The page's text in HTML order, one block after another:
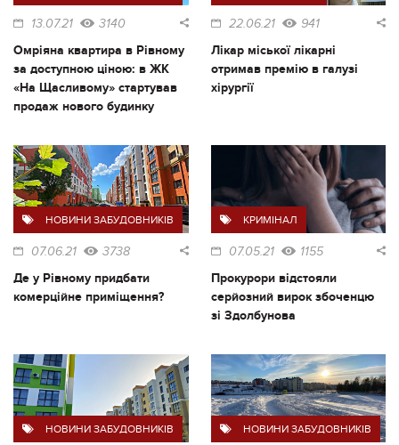
13.07.21 3140
Омріяна квартира в Рівному
за доступною ціною: в ЖК
«На Щасливому» стартував
продаж нового будинку
22.06.21 941
Лікар міської лікарні
отримав премію в галузі
хірургії
НОВИНИ ЗАБУДОВНИКІВ
07.06.21 3738
Де у Рівному придбати
комерційне приміщення?
КРИМІНАЛ
07.05.21 1155
Прокурори відстояли
серйозний вирок збоченцю
зі Здолбунова
НОВИНИ ЗАБУДОВНИКІВ НОВИНИ ЗАБУДОВНИКІВ